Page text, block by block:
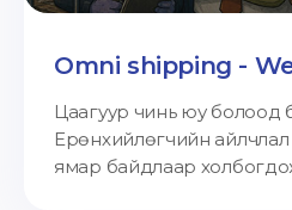
Omni shipping -
Цаагуур чинь юу
Ерөнхийлөгчийн
ямар байдлаар